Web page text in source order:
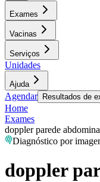
Exames
Vacinas
Serviços
Unidades
Ajuda
Agendar Resultados de
Home
Exames
doppler parede
Diagnóstico por
doppler